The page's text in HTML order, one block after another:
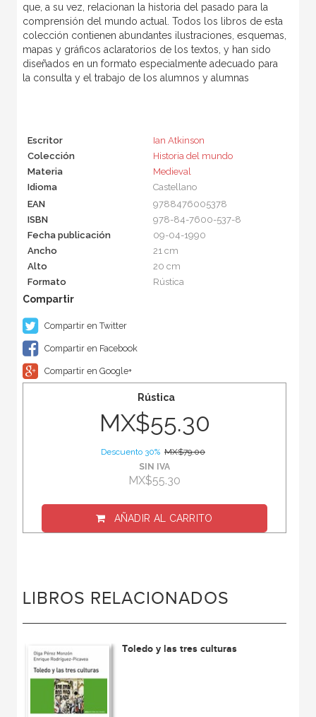
que, a su vez, relacionan la historia del pasado para la
comprensión del mundo actual. Todos los libros de esta
colección contienen abundantes ilustraciones, esquemas,
mapas y gráficos aclaratorios de los textos, y han sido
diseñados en un formato especialmente adecuado para
la consulta y el trabajo de los alumnos y alumnas
Escritor
Ian Atkinson
Colección
Historia del mundo
Materia
Medieval
Idioma
Castellano
EAN
9788476005378
ISBN
978-84-7600-537-8
Fecha publicación
09-04-1990
Ancho
21 cm
Alto
20 cm
Formato
Rústica
Compartir en Twitter
Compartir en Facebook
Compartir en Google+
Rústica
MX$55.30
Descuento 30% MX$79.00
SIN IVA
MX$55.30
AÑADIR AL CARRITO
LIBROS RELACIONADOS
Toledo y las tres culturas